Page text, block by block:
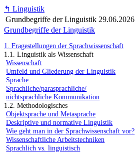
↰ Linguistik
Grundbegriffe der Linguistik 29.06.2026
Grundbegriffe der Linguistik
1. Fragestellungen der Sprachwissenschaft
1.1. Linguistik als Wissenschaft
Wissenschaft
Umfeld und Gliederung der Linguistik
Sprache
Sprachliche/parasprachliche/
nichtsprachliche Kommunikation
1.2. Methodologisches
Objektsprache und Metasprache
Deskriptive und normative Linguistik
Wie geht man in der Sprachwissenschaft vor?
Wissenschaftliche Arbeitstechniken
Sprachlich vs. linguistisch